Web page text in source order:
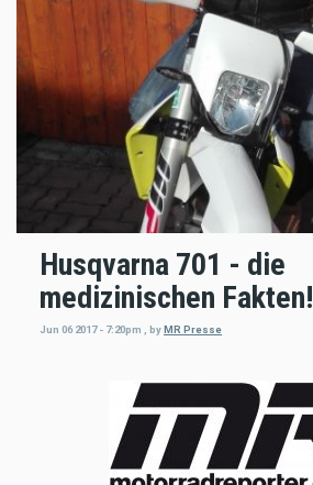
Husqvarna 701 - die
medizinischen Fakten!
Jun 06 2017 - 7:20pm , byMR Presse